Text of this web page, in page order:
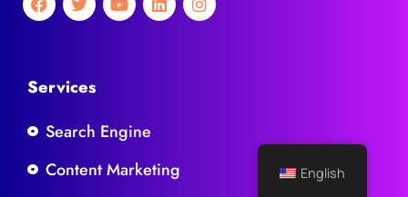
Services
Search Engine
Content Marketing
English